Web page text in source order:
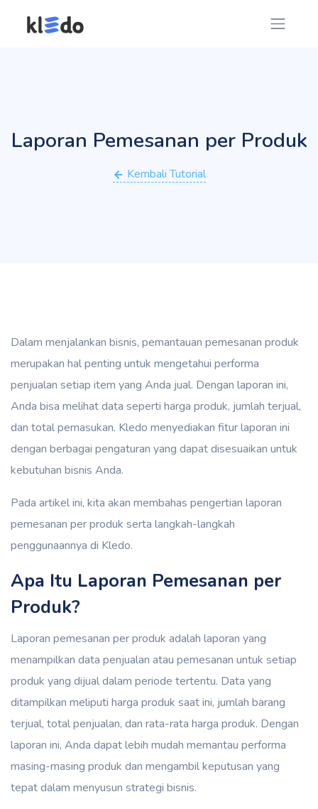
Laporan Pemesanan per Produk
Kembali Tutorial
Dalam menjalankan bisnis, pemantauan pemesanan produk
merupakan hal penting untuk mengetahui performa
penjualan setiap item yang Anda jual. Dengan laporan ini,
Anda bisa melihat data seperti harga produk, jumlah terjual,
dan total pemasukan. Kledo menyediakan fitur laporan ini
dengan berbagai pengaturan yang dapat disesuaikan untuk
kebutuhan bisnis Anda.
Pada artikel ini, kita akan membahas pengertian laporan
pemesanan per produk serta langkah-langkah
penggunaannya di Kledo.
Apa Itu Laporan Pemesanan per
Produk?
Laporan pemesanan per produk adalah laporan yang
menampilkan data penjualan atau pemesanan untuk setiap
produk yang dijual dalam periode tertentu. Data yang
ditampilkan meliputi harga produk saat ini, jumlah barang
terjual, total penjualan, dan rata-rata harga produk. Dengan
laporan ini, Anda dapat lebih mudah memantau performa
masing-masing produk dan mengambil keputusan yang
tepat dalam menyusun strategi bisnis.